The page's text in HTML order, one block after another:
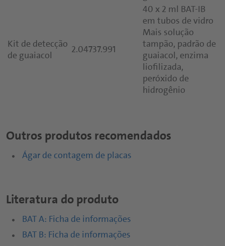
Kit de detecção
de guaiacol
2.04737.991
40 x 2 ml BAT-IB
em tubos de vidro
Mais solução
tampão, padrão de
guaiacol, enzima
liofilizada,
peróxido de
hidrogênio
Outros produtos recomendados
Ágar de contagem de placas
Literatura do produto
BAT A: Ficha de informações
BAT B: Ficha de informações